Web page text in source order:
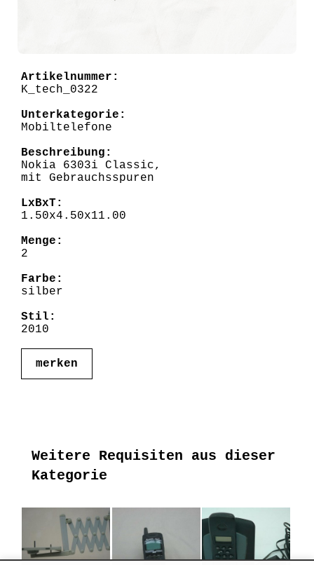
Artikelnummer:
K_tech_0322
Unterkategorie:
Mobiltelefone
Beschreibung:
Nokia 6303i Classic,
mit Gebrauchsspuren
LxBxT:
1.50x4.50x11.00
Menge:
2
Farbe:
silber
Stil:
2010
merken
Weitere Requisiten aus dieser
Kategorie